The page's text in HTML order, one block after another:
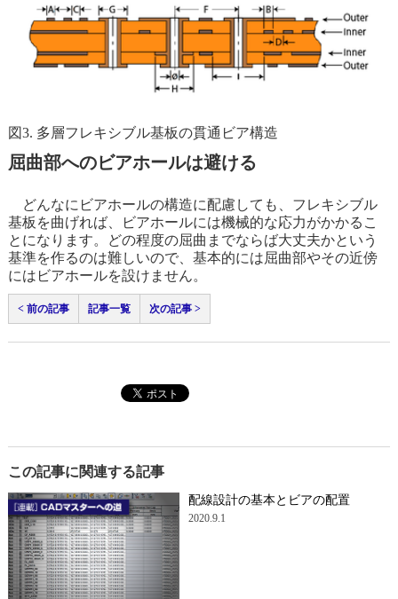
図3. 多層フレキシブル基板の貫通ビア構造
屈曲部へのビアホールは避ける
どんなにビアホールの構造に配慮しても、フレキシブル
基板を曲げれば、ビアホールには機械的な応力がかかるこ
とになります。どの程度の屈曲までならば大丈夫かという
基準を作るのは難しいので、基本的には屈曲部やその近傍
にはビアホールを設けません。
< 前の記事 記事一覧 次の記事 >
この記事に関連する記事
配線設計の基本とビアの配置
2020.9.1